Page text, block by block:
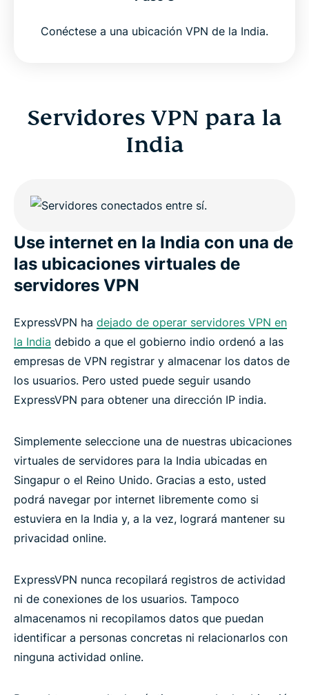
Is using a VPN legal in India?
India VPN FAQs
ExpressVPN for all countries
Conéctese a una ubicación VPN de la India.
Servidores VPN para la
India
Use internet en la India con una de
las ubicaciones virtuales de
servidores VPN
ExpressVPN ha dejado de operar servidores VPN en
la India debido a que el gobierno indio ordenó a las
empresas de VPN registrar y almacenar los datos de
los usuarios. Pero usted puede seguir usando
ExpressVPN para obtener una dirección IP india.
Simplemente seleccione una de nuestras ubicaciones
virtuales de servidores para la India ubicadas en
Singapur o el Reino Unido. Gracias a esto, usted
podrá navegar por internet libremente como si
estuviera en la India y, a la vez, logrará mantener su
privacidad online.
ExpressVPN nunca recopilará registros de actividad
ni de conexiones de los usuarios. Tampoco
almacenamos ni recopilamos datos que puedan
identificar a personas concretas ni relacionarlos con
ninguna actividad online.